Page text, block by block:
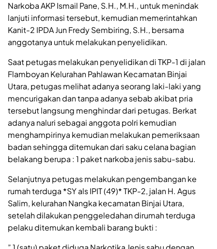
Narkoba AKP Ismail Pane, S.H., M.H., untuk menindak
lanjuti informasi tersebut, kemudian memerintahkan
Kanit-2 IPDA Jun Fredy Sembiring, S.H., bersama
anggotanya untuk melakukan penyelidikan.
Saat petugas melakukan penyelidikan di TKP-1 di jalan
Flamboyan Kelurahan Pahlawan Kecamatan Binjai
Utara, petugas melihat adanya seorang laki-laki yang
mencurigakan dan tanpa adanya sebab akibat pria
tersebut langsung menghindar dari petugas. Berkat
adanya naluri sebagai anggota polri kemudian
menghampirinya kemudian melakukan pemeriksaan
badan sehingga ditemukan dari saku celana bagian
belakang berupa : 1 paket narkoba jenis sabu-sabu.
Selanjutnya petugas melakukan pengembangan ke
rumah terduga *SY als IPIT (49)* TKP-2, jalan H. Agus
Salim, kelurahan Nangka kecamatan Binjai Utara,
setelah dilakukan penggeledahan dirumah terduga
pelaku ditemukan kembali barang bukti :